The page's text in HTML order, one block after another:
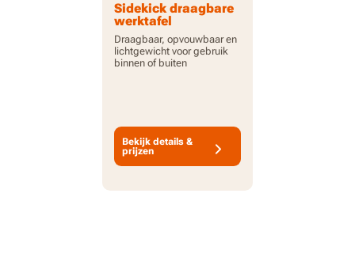
Sidekick draagbare
werktafel
Draagbaar, opvouwbaar en
lichtgewicht voor gebruik
binnen of buiten
Bekijk details &
prijzen